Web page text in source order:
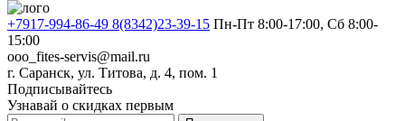
+7917-994-86-49 8(8342)23-39-15 Пн-Пт 8:00-17:00, Сб 8:00-
15:00
ooo_fites-servis@mail.ru
г. Саранск, ул. Титова, д. 4, пом. 1
Подписывайтесь
Узнавай о скидках первым